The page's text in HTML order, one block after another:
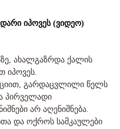
იპოვეს (ვიდეო)
ახალგაზრდა ქალის
იპოვეს.
გარდაცვლილი წელს
პირველადი
არ აღენიშნება.
და ოქროს სამკაულები